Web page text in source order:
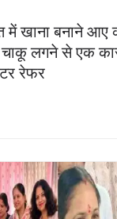
में खाना बनाने आए
लगने से एक
रेफर